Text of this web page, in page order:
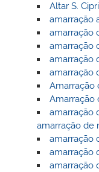
Altar S.
amarração
amarração
amarração
amarração
amarração
Amarração
Amarração
amarração
amarração de
amarração
amarração
amarração